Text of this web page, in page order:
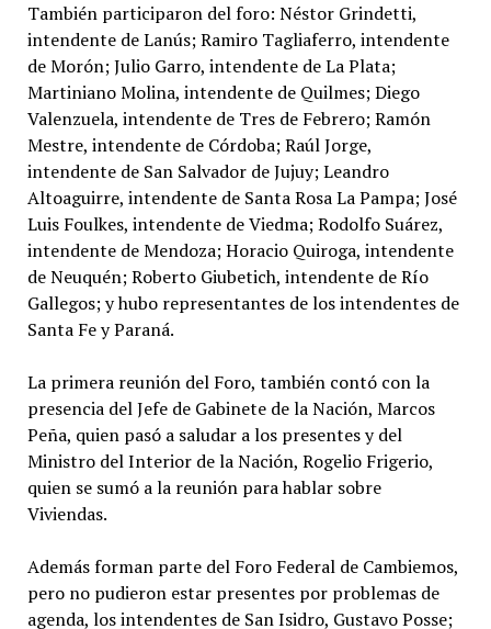
También participaron del foro: Néstor Grindetti,
intendente de Lanús; Ramiro Tagliaferro, intendente
de Morón; Julio Garro, intendente de La Plata;
Martiniano Molina, intendente de Quilmes; Diego
Valenzuela, intendente de Tres de Febrero; Ramón
Mestre, intendente de Córdoba; Raúl Jorge,
intendente de San Salvador de Jujuy; Leandro
Altoaguirre, intendente de Santa Rosa La Pampa; José
Luis Foulkes, intendente de Viedma; Rodolfo Suárez,
intendente de Mendoza; Horacio Quiroga, intendente
de Neuquén; Roberto Giubetich, intendente de Río
Gallegos; y hubo representantes de los intendentes de
Santa Fe y Paraná.
La primera reunión del Foro, también contó con la
presencia del Jefe de Gabinete de la Nación, Marcos
Peña, quien pasó a saludar a los presentes y del
Ministro del Interior de la Nación, Rogelio Frigerio,
quien se sumó a la reunión para hablar sobre
Viviendas.
Además forman parte del Foro Federal de Cambiemos,
pero no pudieron estar presentes por problemas de
agenda, los intendentes de San Isidro, Gustavo Posse;